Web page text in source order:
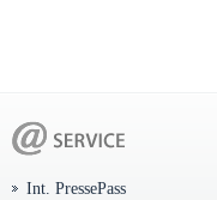
Int. PressePass